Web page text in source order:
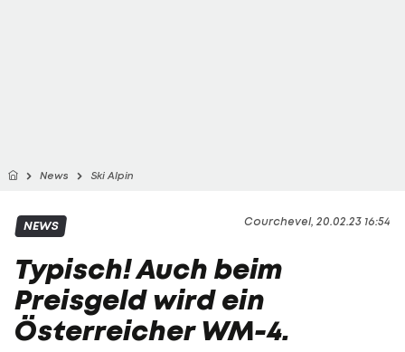
News Ski Alpin
Courchevel, 20.02.23 16:54
NEWS
Typisch! Auch beim
Preisgeld wird ein
Österreicher WM-4.